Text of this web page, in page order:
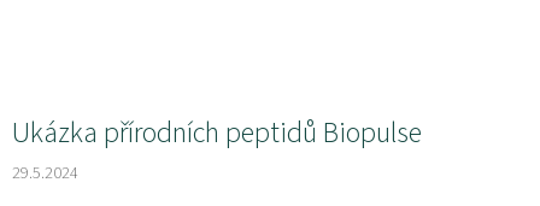
Ukázka přírodních peptidů Biopulse
29.5.2024